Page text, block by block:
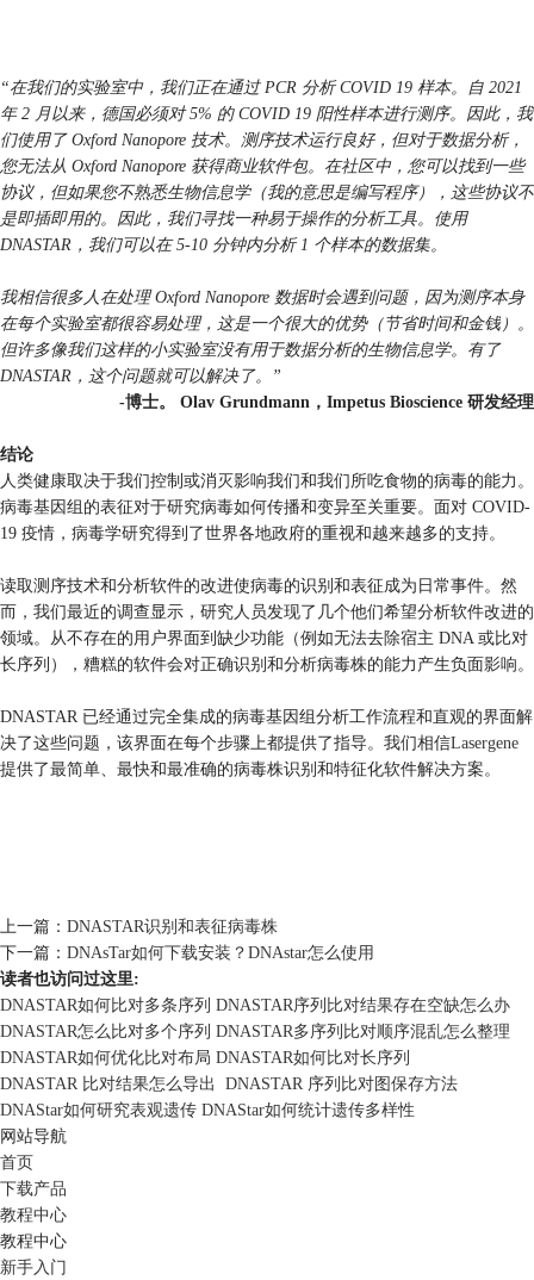
“在我们的实验室中，我们正在通过 PCR 分析 COVID 19 样本。自 2021
年 2 月以来，德国必须对 5% 的 COVID 19 阳性样本进行测序。因此，我
们使用了 Oxford Nanopore 技术。测序技术运行良好，但对于数据分析，
您无法从 Oxford Nanopore 获得商业软件包。在社区中，您可以找到一些
协议，但如果您不熟悉生物信息学（我的意思是编写程序），这些协议不
是即插即用的。因此，我们寻找一种易于操作的分析工具。使用
DNASTAR，我们可以在 5-10 分钟内分析 1 个样本的数据集。
我相信很多人在处理 Oxford Nanopore 数据时会遇到问题，因为测序本身
在每个实验室都很容易处理，这是一个很大的优势（节省时间和金钱）。
但许多像我们这样的小实验室没有用于数据分析的生物信息学。有了
DNASTAR，这个问题就可以解决了。”
-博士。 Olav Grundmann，Impetus Bioscience 研发经理
结论
人类健康取决于我们控制或消灭影响我们和我们所吃食物的病毒的能力。
病毒基因组的表征对于研究病毒如何传播和变异至关重要。面对 COVID-
19 疫情，病毒学研究得到了世界各地政府的重视和越来越多的支持。
读取测序技术和分析软件的改进使病毒的识别和表征成为日常事件。然
而，我们最近的调查显示，研究人员发现了几个他们希望分析软件改进的
领域。从不存在的用户界面到缺少功能（例如无法去除宿主 DNA 或比对
长序列），糟糕的软件会对正确识别和分析病毒株的能力产生负面影响。
DNASTAR 已经通过完全集成的病毒基因组分析工作流程和直观的界面解
决了这些问题，该界面在每个步骤上都提供了指导。我们相信Lasergene
提供了最简单、最快和最准确的病毒株识别和特征化软件解决方案。
上一篇： DNASTAR识别和表征病毒株
下一篇： DNAsTar如何下载安装？DNAstar怎么使用
读者也访问过这里:
DNASTAR如何比对多条序列 DNASTAR序列比对结果存在空缺怎么办
DNASTAR怎么比对多个序列 DNASTAR多序列比对顺序混乱怎么整理
DNASTAR如何优化比对布局 DNASTAR如何比对长序列
DNASTAR 比对结果怎么导出 DNASTAR 序列比对图保存方法
DNAStar如何研究表观遗传 DNAStar如何统计遗传多样性
网站导航
首页
下载产品
教程中心
教程中心
新手入门